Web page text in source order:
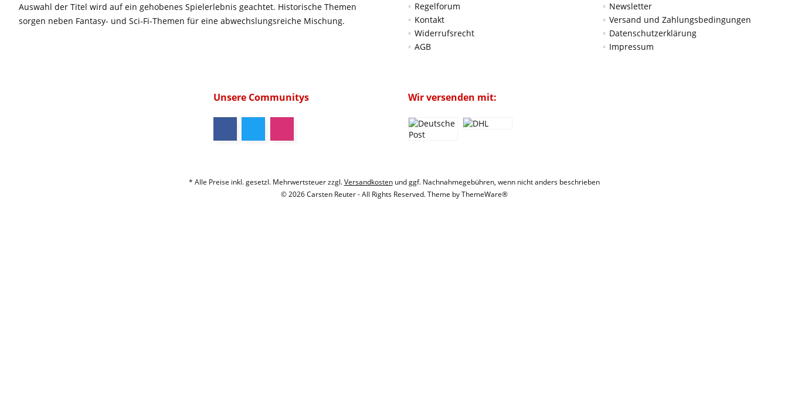
Auswahl der Titel wird auf ein gehobenes Spielerlebnis geachtet. Historische Themen
sorgen neben Fantasy- und Sci-Fi-Themen für eine abwechslungsreiche Mischung.
Regelforum
Kontakt
Widerrufsrecht
AGB
Newsletter
Versand und Zahlungsbedingungen
Datenschutzerklärung
Impressum
Unsere Communitys Wir versenden mit:
* Alle Preise inkl. gesetzl. Mehrwertsteuer zzgl.Versandkostenund ggf. Nachnahmegebühren, wenn nicht anders beschrieben
© 2026 Carsten Reuter - All Rights Reserved. Theme byThemeWare®